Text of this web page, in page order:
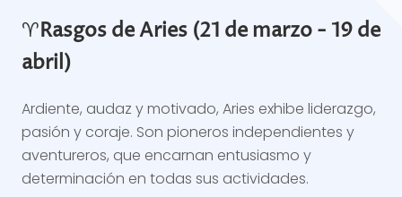
♈Rasgos de Aries (21 de marzo - 19 de
abril)
Ardiente, audaz y motivado, Aries exhibe liderazgo,
pasión y coraje. Son pioneros independientes y
aventureros, que encarnan entusiasmo y
determinación en todas sus actividades.